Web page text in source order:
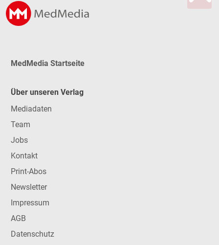
MedMedia Startseite
Über unseren Verlag
Mediadaten
Team
Jobs
Kontakt
Print-Abos
Newsletter
Impressum
AGB
Datenschutz